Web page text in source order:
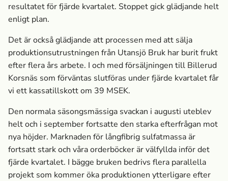
resultatet för fjärde kvartalet. Stoppet gick glädjande helt
enligt plan.
Det är också glädjande att processen med att sälja
produktionsutrustningen från Utansjö Bruk har burit frukt
efter flera års arbete. I och med försäljningen till Billerud
Korsnäs som förväntas slutföras under fjärde kvartalet får
vi ett kassatillskott om 39 MSEK.
Den normala säsongsmässiga svackan i augusti uteblev
helt och i september fortsatte den starka efterfrågan mot
nya höjder. Marknaden för långfibrig sulfatmassa­ är
fortsatt stark och våra orderböcker är välfyllda inför det
fjärde kvartalet. I bägge bruken bedrivs flera parallella
projekt som kommer öka produktionen ytterligare efter